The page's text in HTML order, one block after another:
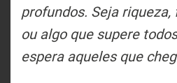
profundos. Seja
ou algo que supere
espera aqueles que